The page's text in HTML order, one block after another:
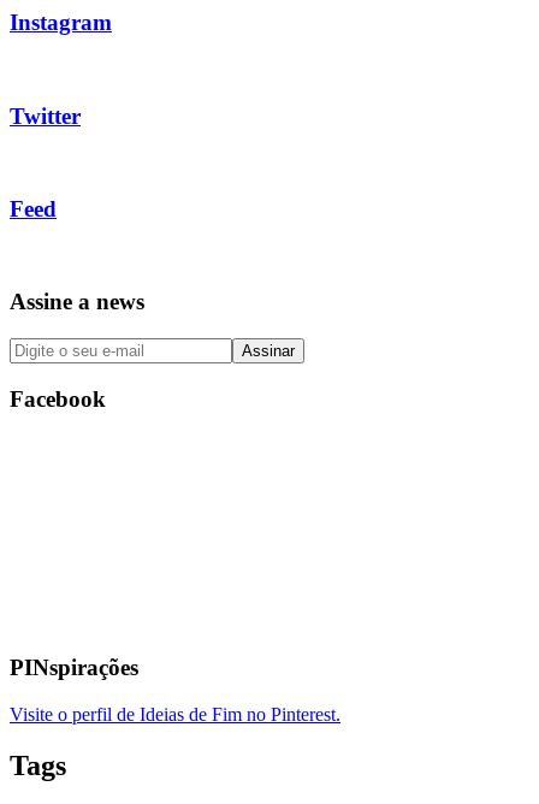
Instagram
Twitter
Feed
Assine a news
Facebook
PINspirações
Visite o perfil de Ideias de Fim no Pinterest.
Tags